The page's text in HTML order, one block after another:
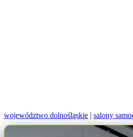
województwo dolnośląskie | salony